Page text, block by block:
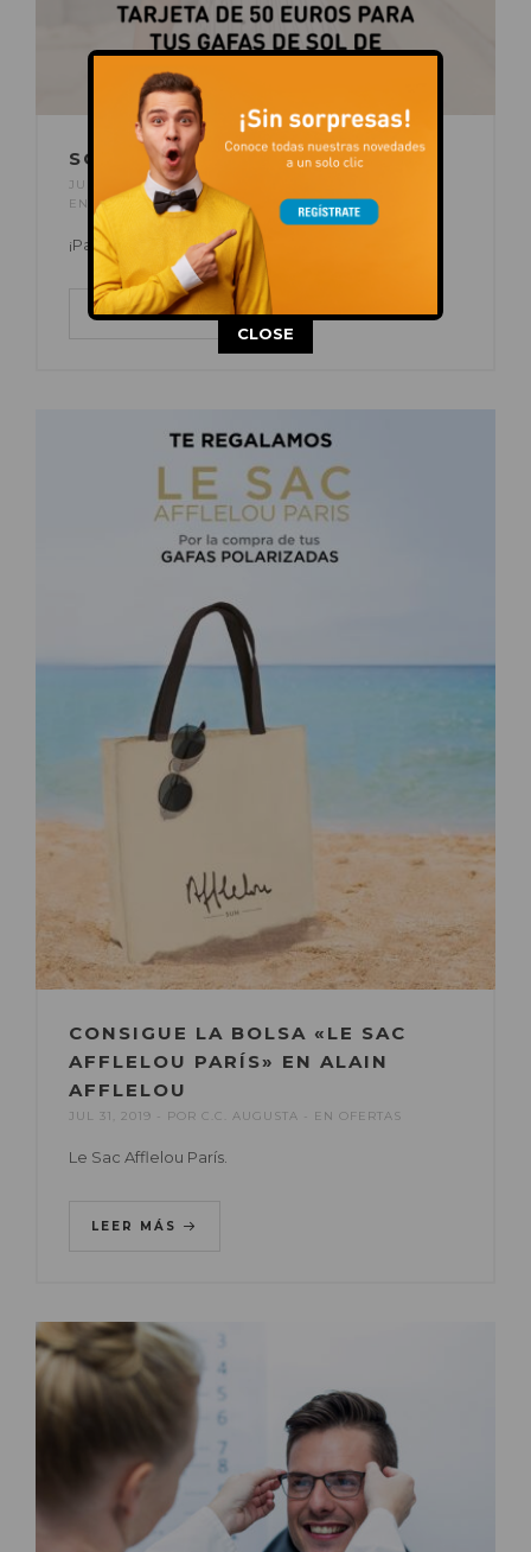
SORTEO ALAIN AFFLELOU
JUN 26, 2022 PORC.C. AUGUSTA
EN
ACTUALIDAD, EVENTOS
¡Participa en el sorteo!
LEER MÁS
CONSIGUE LA BOLSA «LE SAC
AFFLELOU PARÍS» EN ALAIN
AFFLELOU
JUL 31, 2019 POR C.C. AUGUSTA EN OFERTAS
Le Sac Afflelou París.
LEER MÁS
This popup will close in:
CLOSE